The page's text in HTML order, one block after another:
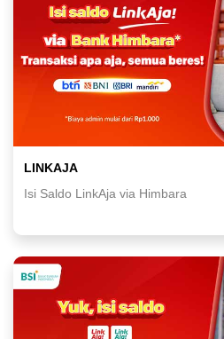
LINKAJA
Isi Saldo LinkAja via Himbara